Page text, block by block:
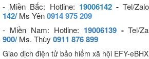
- Miền Bắc: Hotline: 19006142-Tel/Zalo
142/Ms Yên0914 975 209
- Miền Nam: Hotline: 19006139 - Tel/
900/Ms. Thùy 0911 876 899
Giao dịch điện tử bảo hiểm xã hội EFY-